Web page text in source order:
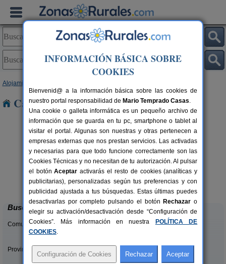
Alojamientos
Casas Rurales cerca de Xia
18+10 pers.
desde49 €
Casa Rural Areal
Viveiro (Lugo)
Buscar
Comunidades:
Provincias/Islas:
INFORMACIÓN BÁSICA SOBRE
COOKIES
Bienvenid@ a la información básica sobre las cookies de
nuestro portal responsabilidad de Mario Temprado Casas.
Una cookie o galleta informática es un pequeño archivo de
información que se guarda en tu pc, smartphone o tablet al
visitar el portal. Algunas son nuestras y otras pertenecen a
empresas externas que nos prestan servicios. Las activadas
y necesarias para que todo funcione correctamente son las
Cookies Técnicas y no necesitan de tu autorización. Al pulsar
el botónAceptar activarás el resto de cookies (analíticas y
publicitarias), personalizadas según tus preferencias y con
publicidad ajustada a tus búsquedas. Estas últimas puedes
desactivarlas por completo pulsando el botón Rechazar o
elegir su activación/desactivación desde “Configuración de
Cookies”. Más información en nuestra
POLÍTICA DE
COOKIES.